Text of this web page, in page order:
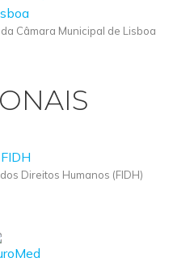
Câmara Municipal de Lisboa
Direitos Humanos (FIDH)